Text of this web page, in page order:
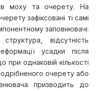
моху та очерету. На
зафіксовані ті самі
заповнювачі:
відсутність
усадки після
при однаковій кількості
очерету або
призводить до